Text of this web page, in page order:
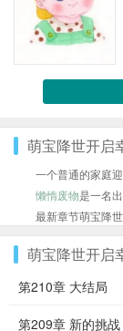
萌宝降世开启
一个普通的家庭
懒惰废物是一名
最新章节萌宝降
萌宝降世开启
第210章 大结局
第209章 新的挑战